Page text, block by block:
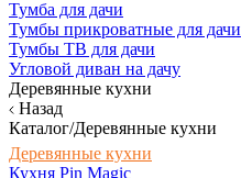
Тумба для дачи
Тумбы прикроватные для дачи
Тумбы ТВ для дачи
Угловой диван на дачу
Деревянные кухни
Назад
Каталог/Деревянные кухни
Деревянные кухни
Кухня Pin Magic